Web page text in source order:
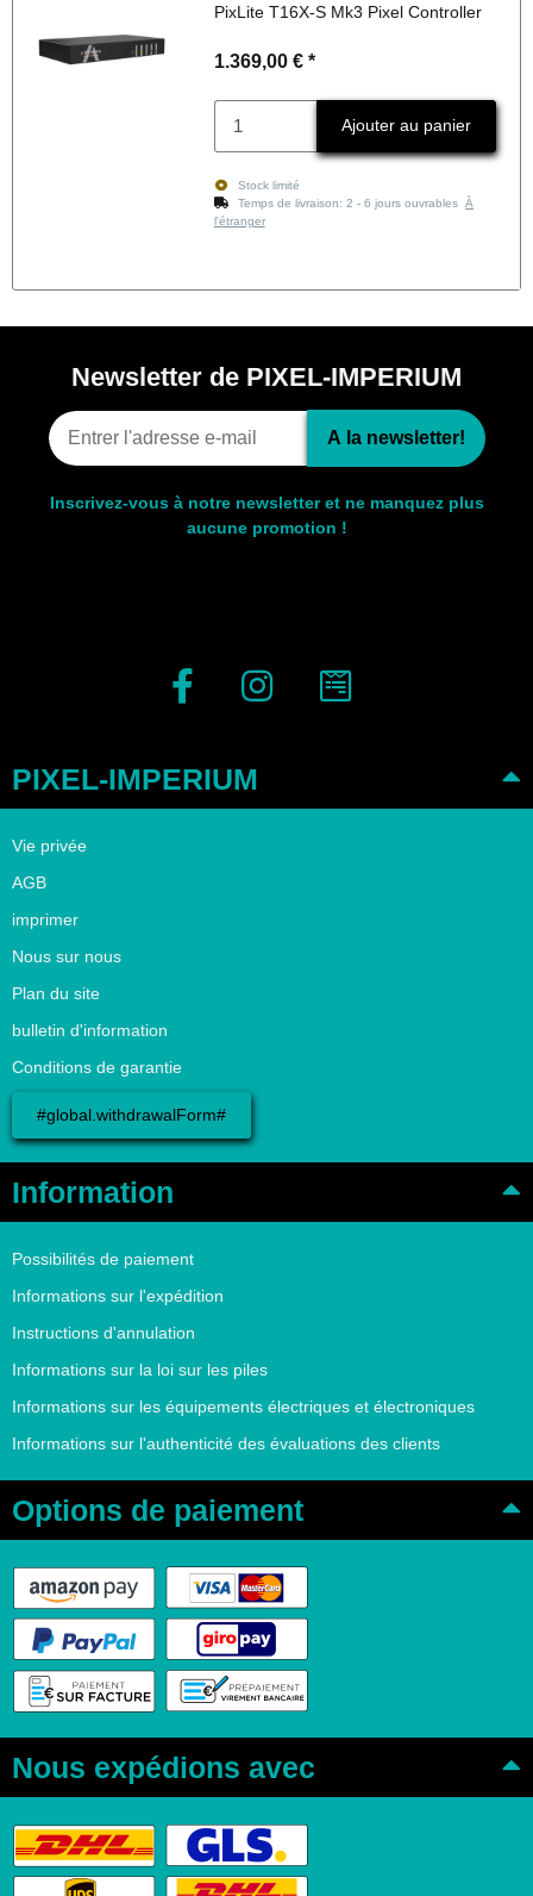
PixLite T16X-S Mk3 Pixel Controller
1.369,00 € *
Ajouter au panier
Stock limité
Temps de livraison:2 - 6 jours ouvrablesÀ
l'étranger
Newsletter de PIXEL-IMPERIUM
A la newsletter!
Inscrivez-vous à notre newsletter et ne manquez plus
aucune promotion !
PIXEL-IMPERIUM
Vie privée
AGB
imprimer
Nous sur nous
Plan du site
bulletin d'information
Conditions de garantie
#global.withdrawalForm#
Information
Possibilités de paiement
Informations sur l'expédition
Instructions d'annulation
Informations sur la loi sur les piles
Informations sur les équipements électriques et électroniques
Informations sur l'authenticité des évaluations des clients
Options de paiement
Nous expédions avec